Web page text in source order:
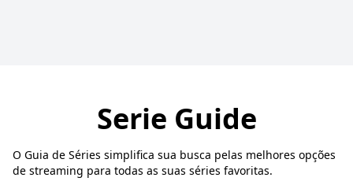
Serie Guide
O Guia de Séries simplifica sua busca pelas melhores opções
de streaming para todas as suas séries favoritas.